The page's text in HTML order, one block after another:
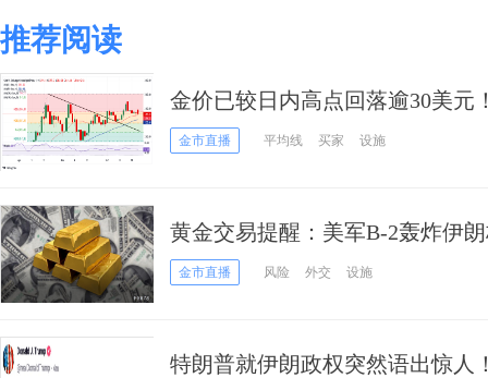
推荐阅读
金价已较日内高点回落逾30美元
新黄金技术前景分析
金市直播 平均线 买家 设施
黄金交易提醒：美军B-2轰炸伊
6%，金价一度飙升近30美元
金市直播 风险 外交 设施
特朗普就伊朗政权突然语出惊人